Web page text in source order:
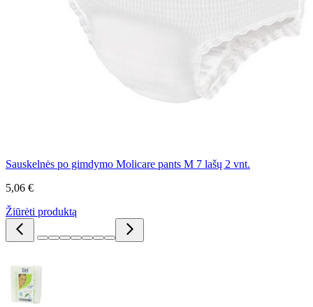
Sauskelnės po gimdymo Molicare pants M 7 lašų 2 vnt.
5,06 €
Žiūrėti produktą